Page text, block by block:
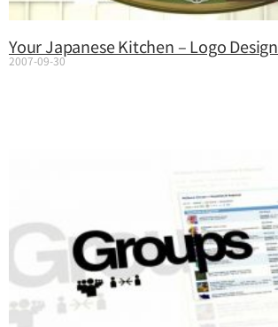
Your Japanese Kitchen – Logo Design
2007-09-30